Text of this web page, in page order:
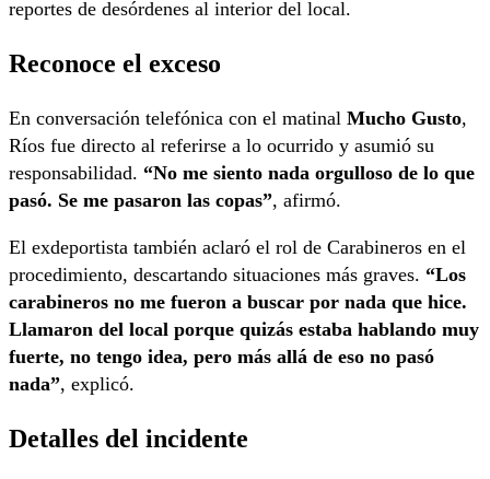
reportes de desórdenes al interior del local.
Reconoce el exceso
En conversación telefónica con el matinal Mucho Gusto,
Ríos fue directo al referirse a lo ocurrido y asumió su
responsabilidad. “No me siento nada orgulloso de lo que
pasó. Se me pasaron las copas”, afirmó.
El exdeportista también aclaró el rol de Carabineros en el
procedimiento, descartando situaciones más graves. “Los
carabineros no me fueron a buscar por nada que hice.
Llamaron del local porque quizás estaba hablando muy
fuerte, no tengo idea, pero más allá de eso no pasó
nada”, explicó.
Detalles del incidente